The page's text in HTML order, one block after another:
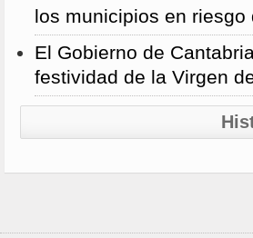
los municipios en
El Gobierno de
festividad de la Virgen